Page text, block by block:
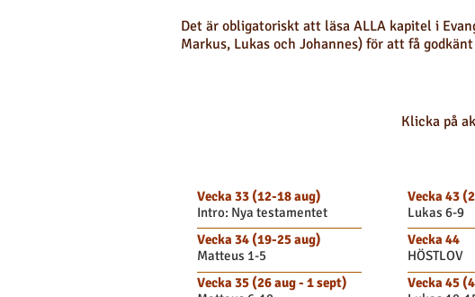
Det är obligatoriskt att läsa ALLA kapitel i
Markus, Lukas och Johannes) för att få
Klicka på
Vecka 33 (12-18 aug)
Intro: Nya testamentet
Vecka 34 (19-25 aug)
Matteus 1-5
Vecka 35 (26 aug - 1 sept)
Vecka 43
Lukas 6-9
Vecka 44
HÖSTLOV
Vecka 45